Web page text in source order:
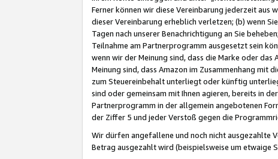
Ferner können wir diese Vereinbarung jederzeit aus
dieser Vereinbarung erheblich verletzen; (b) wenn
Tagen nach unserer Benachrichtigung an Sie
Teilnahme am Partnerprogramm ausgesetzt sein
wenn wir der Meinung sind, dass die Marke oder
Meinung sind, dass Amazon im Zusammenhang
zum Steuereinbehalt unterliegt oder künftig
sind oder gemeinsam mit Ihnen agieren, bereits in
Partnerprogramm in der allgemein angebotenen
der Ziffer 5 und jeder Verstoß gegen die
Wir dürfen angefallene und noch nicht ausgezahlte
Betrag ausgezahlt wird (beispielsweise um etwaige